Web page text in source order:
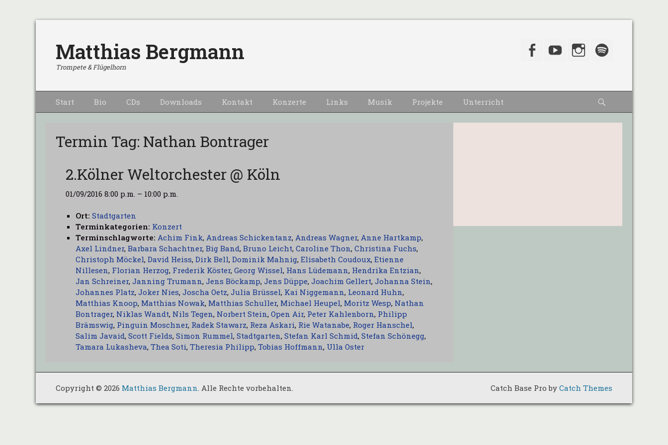
Matthias Bergmann
Trompete & Flügelhorn
Facebook
YouTubeInstagram
Primärmenu
zum
Start Bio CDs Downloads Kontakt Konzerte Links Musik Projekte Unterricht
Termin Tag: Nathan Bontrager
2.Kölner Weltorchester @ Köln
01/09/2016 8:00 p.m. – 10:00 p.m.
Ort: Stadtgarten
Terminkategorien: Konzert
Terminschlagworte: Achim Fink, Andreas Schickentanz, Andreas Wagner, Anne Hartkamp,
Axel Lindner, Barbara Schachtner, Big Band, Bruno Leicht, Caroline Thon, Christina Fuchs,
Christoph Möckel, David Heiss, Dirk Bell, Dominik Mahnig, Elisabeth Coudoux, Etienne
Nillesen, Florian Herzog, Frederik Köster, Georg Wissel, Hans Lüdemann, Hendrika Entzian,
Jan Schreiner, Janning Trumann, Jens Böckamp, Jens Düppe, Joachim Gellert, Johanna Stein,
Johannes Platz, Joker Nies, Joscha Oetz, Julia Brüssel, Kai Niggemann, Leonard Huhn,
Matthias Knoop, Matthias Nowak, Matthias Schuller, Michael Heupel, Moritz Wesp, Nathan
Bontrager, Niklas Wandt, Nils Tegen, Norbert Stein, Open Air, Peter Kahlenborn, Philipp
Brämswig, Pinguin Moschner, Radek Stawarz, Reza Askari, Rie Watanabe, Roger Hanschel,
Salim Javaid, Scott Fields, Simon Rummel, Stadtgarten, Stefan Karl Schmid, Stefan Schönegg,
Tamara Lukasheva, Thea Soti, Theresia Philipp, Tobias Hoffmann, Ulla Oster
Copyright © 2026 Matthias Bergmann. Alle Rechte vorbehalten. Catch Base Pro by Catch Themes